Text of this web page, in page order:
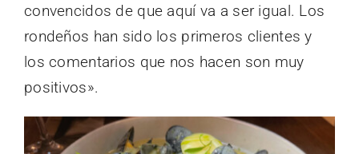
convencidos de que aquí va a ser igual. Los
rondeños han sido los primeros clientes y
los comentarios que nos hacen son muy
positivos».